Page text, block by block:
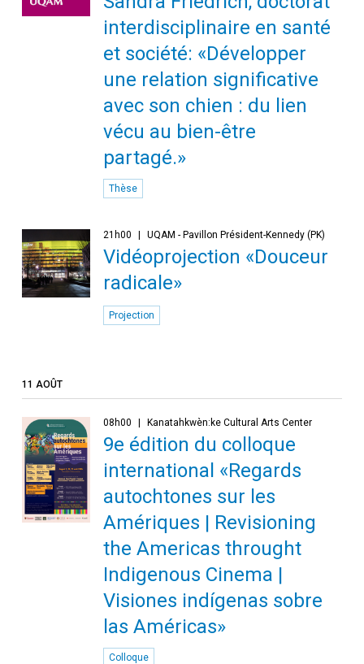
interdisciplinaire en santé
et société: «Développer
une relation significative
avec son chien : du lien
vécu au bien-être
partagé.»
Thèse
21h00 UQAM - Pavillon Président-Kennedy (PK)
Vidéoprojection «Douceur
radicale»
Projection
11 AOÛT
08h00 Kanatahkwèn:ke Cultural Arts Center
9e édition du colloque
international «Regards
autochtones sur les
Amériques | Revisioning
the Americas throught
Indigenous Cinema |
Visiones indígenas sobre
las Américas»
Colloque